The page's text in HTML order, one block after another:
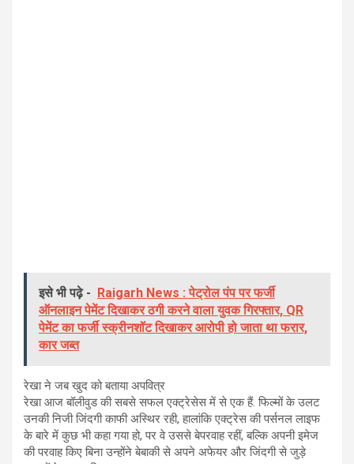
इसे भी पढ़े -
Raigarh News : पेट्रोल पंप पर फर्जी
ऑनलाइन पेमेंट दिखाकर ठगी करने वाला युवक गिरफ्तार, QR
पेमेंट का फर्जी स्क्रीनशॉट दिखाकर आरोपी हो जाता था फरार,
कार जब्त
रेखा ने जब खुद को बताया अपवित्र
रेखा आज बॉलीवुड की सबसे सफल एक्ट्रेसेस में से एक हैं. फिल्मों के उलट
उनकी निजी जिंदगी काफी अस्थिर रही, हालांकि एक्ट्रेस की पर्सनल लाइफ
के बारे में कुछ भी कहा गया हो, पर वे उससे बेपरवाह रहीं, बल्कि अपनी इमेज
की परवाह किए बिना उन्होंने बेबाकी से अपने अफेयर और जिंदगी से जुड़े